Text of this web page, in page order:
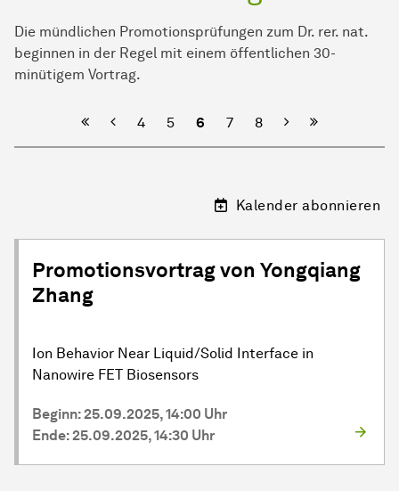
Die mündlichen Promotionsprüfungen zum Dr. rer. nat.
beginnen in der Regel mit ei­nem öf­fent­lichen 30-
minütigem Vor­trag.
Vorherige
4 5 6 7 8 Nächste
Kalender abonnieren
Promotionsvortrag von Yongqiang
Zhang
Ion Behavior Near Liquid/Solid Interface in
Nanowire FET Biosensors
Beginn: 25.09.2025, 14:00 Uhr
Ende: 25.09.2025, 14:30 Uhr